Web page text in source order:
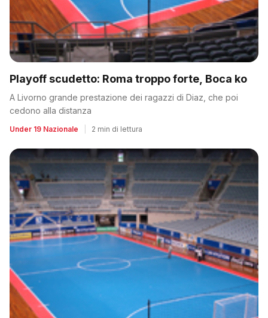
Playoff scudetto: Roma troppo forte, Boca ko
A Livorno grande prestazione dei ragazzi di Diaz, che poi
cedono alla distanza
Under 19 Nazionale 2 min di lettura